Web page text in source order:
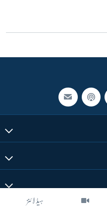
ہیڈ لائنز